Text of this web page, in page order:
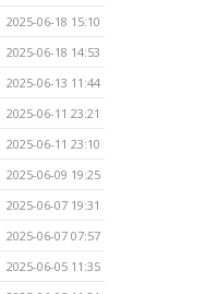
2025-06-18 15:10
2025-06-18 14:53
2025-06-13 11:44
2025-06-11 23:21
2025-06-11 23:10
2025-06-09 19:25
2025-06-07 19:31
2025-06-07 07:57
2025-06-05 11:35